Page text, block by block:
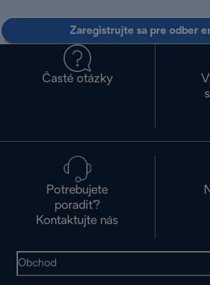
Zaregistrujte sa pre odber
Časté otázky
Potrebujete
poradiť?
Kontaktujte nás
Obchod